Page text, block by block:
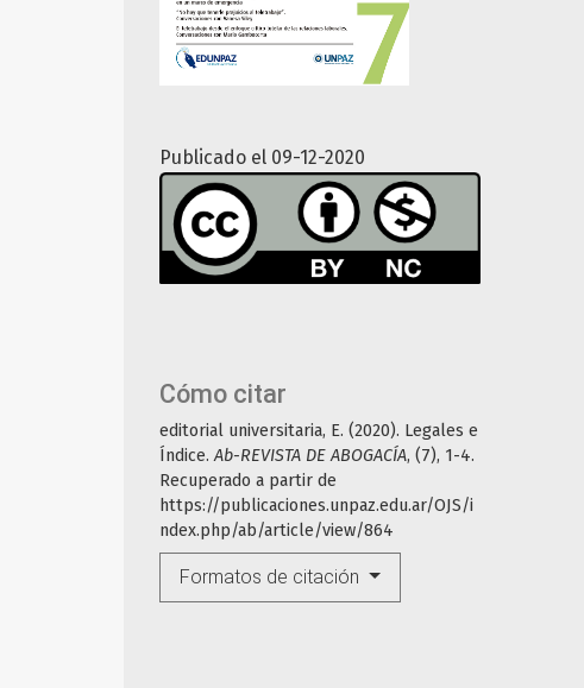
Publicado el 09-12-2020
Cómo citar
editorial universitaria, E. (2020). Legales e
Índice.Ab-REVISTA DE ABOGACÍA, (7), 1-4.
Recuperado a partir de
https://publicaciones.unpaz.edu.ar/OJS/i
ndex.php/ab/article/view/864
Formatos de citación